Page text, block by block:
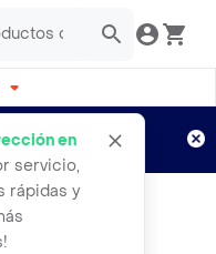
en
servicio,
rápidas y
Aplican TyC
16"